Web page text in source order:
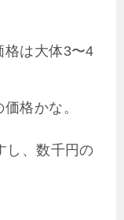
格は大体3〜4
格かな。
し、数千円の